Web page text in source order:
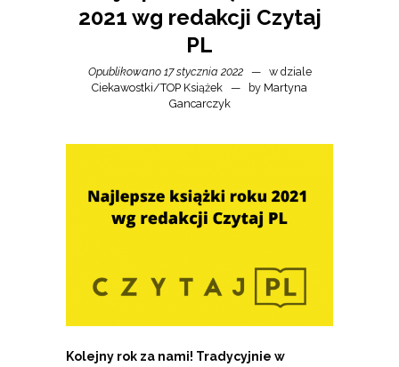
2021 wg redakcji Czytaj
PL
Opublikowano 17 stycznia 2022
w dziale
Ciekawostki/TOP Książek by Martyna
Gancarczyk
Kolejny rok za nami! Tradycyjnie w